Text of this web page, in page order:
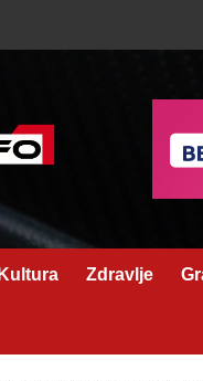
Kultura Zdravlje